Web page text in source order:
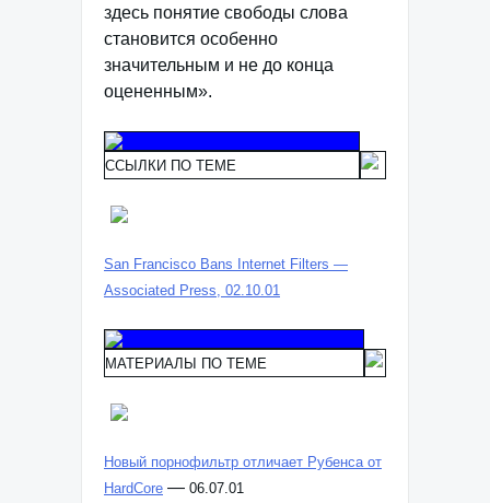
здесь понятие свободы слова
становится особенно
значительным и не до конца
оцененным».
ССЫЛКИ ПО ТЕМЕ
San Francisco Bans Internet Filters —
Associated Press, 02.10.01
МАТЕРИАЛЫ ПО ТЕМЕ
Новый порнофильтр отличает Рубенса от
HardCore — 06.07.01